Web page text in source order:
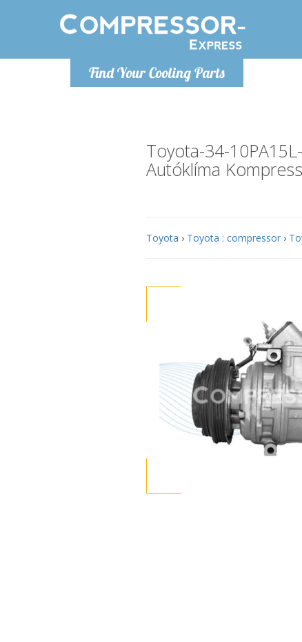
Find Your Cooling Parts
Hétfő-Péntek 9-17
+36303967994
info@compressor-express.hu
Toyota-34-
Autóklíma
Toyota › Toyota : compressor ›